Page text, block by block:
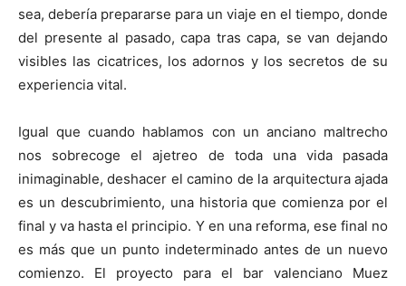
sea, debería prepararse para un viaje en el tiempo, donde
del presente al pasado, capa tras capa, se van dejando
visibles las cicatrices, los adornos y los secretos de su
experiencia vital.
Igual que cuando hablamos con un anciano maltrecho
nos sobrecoge el ajetreo de toda una vida pasada
inimaginable, deshacer el camino de la arquitectura ajada
es un descubrimiento, una historia que comienza por el
final y va hasta el principio. Y en una reforma, ese final no
es más que un punto indeterminado antes de un nuevo
comienzo. El proyecto para el bar valenciano Muez